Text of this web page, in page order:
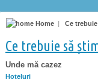
Home | Ce
Ce trebuie să
Unde mă cazez
Hoteluri